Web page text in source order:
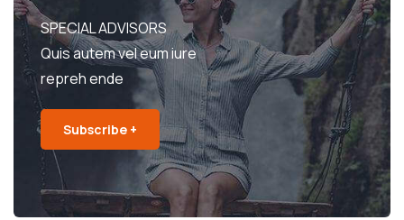
SPECIAL ADVISORS
Quis autem vel eum iure
repreh ende
Subscribe +